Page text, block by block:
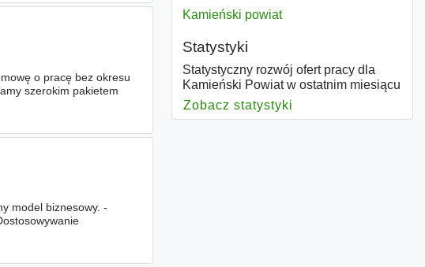
o pracę bez okresu
szerokim pakietem
model biznesowy. -
Kamieński powiat
Statystyki
Statystyczny rozwój ofert pracy dla
Kamieński Powiat w ostatnim miesiącu
Zobacz statystyki